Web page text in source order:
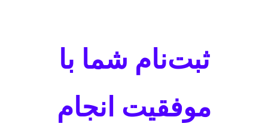
ثبت‌نام شما با
موفقیت انجام